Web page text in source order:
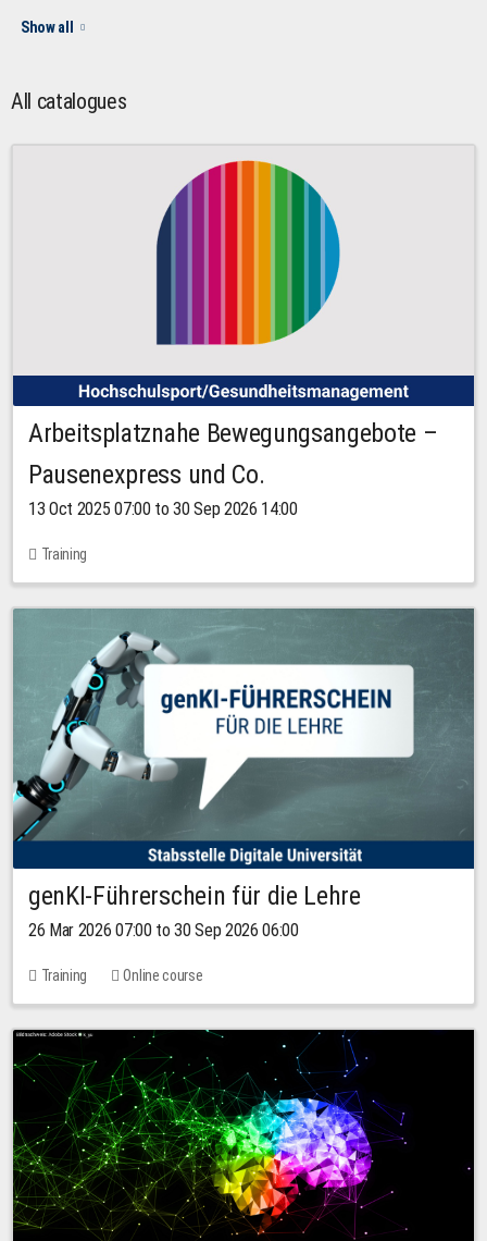
Show all
All catalogues
Arbeitsplatznahe Bewegungsangebote –
Pausenexpress und Co.
13 Oct 2025 07:00 to 30 Sep 2026 14:00
Training
genKI-Führerschein für die Lehre
26 Mar 2026 07:00 to 30 Sep 2026 06:00
Training Online course